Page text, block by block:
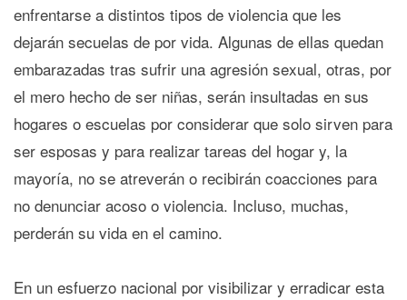
enfrentarse a distintos tipos de violencia que les
dejarán secuelas de por vida. Algunas de ellas quedan
embarazadas tras sufrir una agresión sexual, otras, por
el mero hecho de ser niñas, serán insultadas en sus
hogares o escuelas por considerar que solo sirven para
ser esposas y para realizar tareas del hogar y, la
mayoría, no se atreverán o recibirán coacciones para
no denunciar acoso o violencia. Incluso, muchas,
perderán su vida en el camino.
En un esfuerzo nacional por visibilizar y erradicar esta